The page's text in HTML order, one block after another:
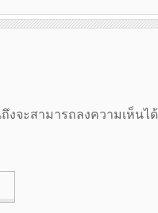
งจะสามารถลงความเห็นได้